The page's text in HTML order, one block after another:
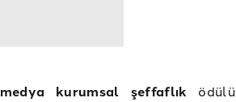
medya kurumsal şeffaflık ödülü